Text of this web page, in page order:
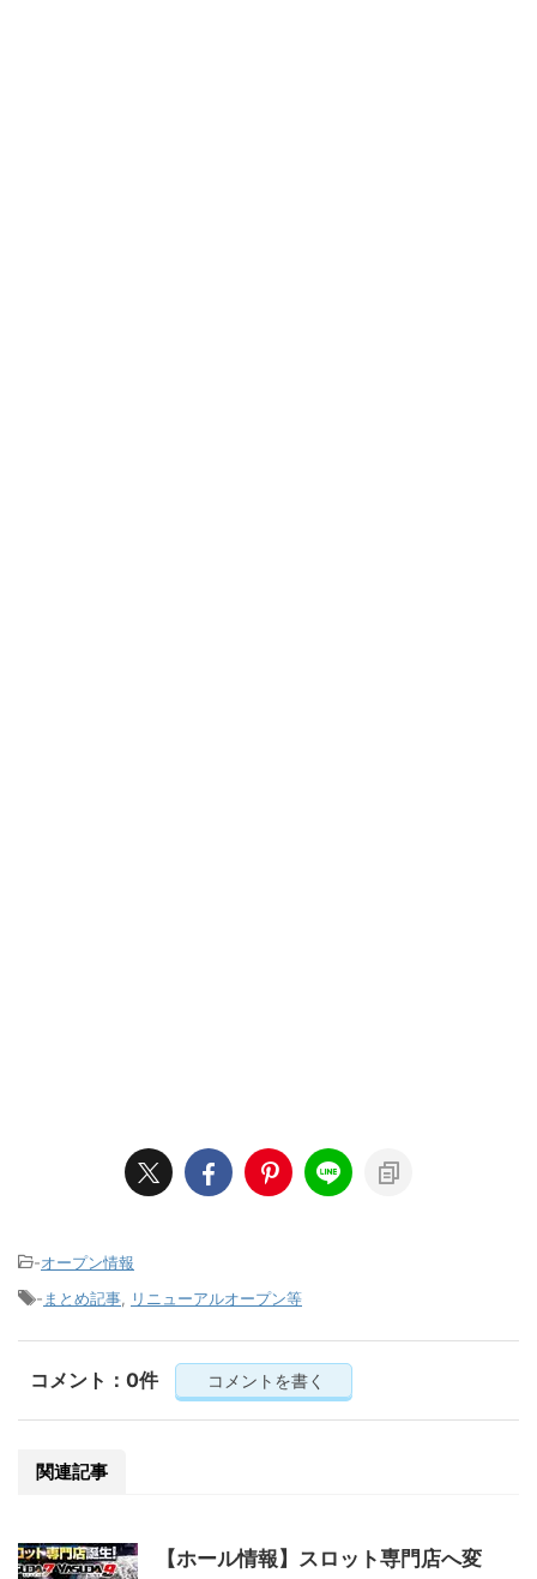
-オープン情報
- まとめ記事 リニューアルオープン等
コメント：0件 コメントを書く
関連記事
【ホール情報】スロット専門店へ変